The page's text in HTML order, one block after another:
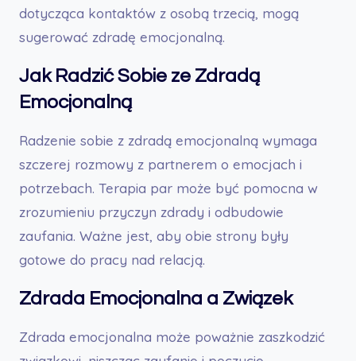
dotycząca kontaktów z osobą trzecią, mogą
sugerować zdradę emocjonalną.
Jak Radzić Sobie ze Zdradą
Emocjonalną
Radzenie sobie z zdradą emocjonalną wymaga
szczerej rozmowy z partnerem o emocjach i
potrzebach. Terapia par może być pomocna w
zrozumieniu przyczyn zdrady i odbudowie
zaufania. Ważne jest, aby obie strony były
gotowe do pracy nad relacją.
Zdrada Emocjonalna a Związek
Zdrada emocjonalna może poważnie zaszkodzić